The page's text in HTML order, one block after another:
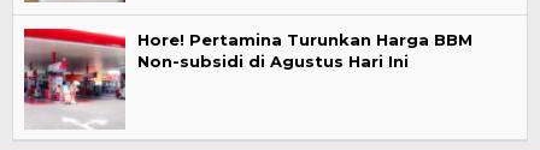
Hore! Pertamina Turunkan Harga BBM
Non-subsidi di Agustus Hari Ini